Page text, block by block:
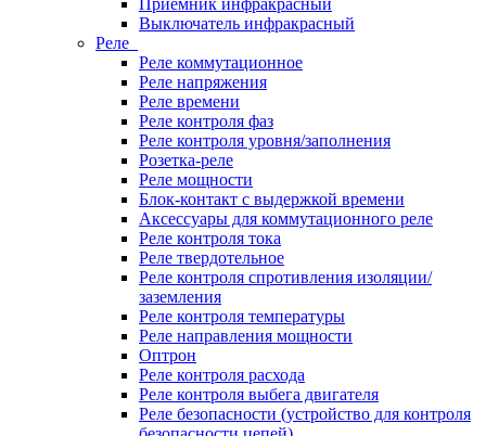
Приемник инфракрасный
Выключатель инфракрасный
Реле
Реле коммутационное
Реле напряжения
Реле времени
Реле контроля фаз
Реле контроля уровня/заполнения
Розетка-реле
Реле мощности
Блок-контакт с выдержкой времени
Аксессуары для коммутационного реле
Реле контроля тока
Реле твердотельное
Реле контроля спротивления изоляции/
заземления
Реле контроля температуры
Реле направления мощности
Оптрон
Реле контроля расхода
Реле контроля выбега двигателя
Реле безопасности (устройство для контроля